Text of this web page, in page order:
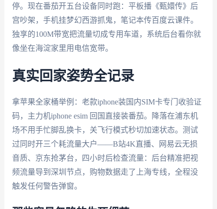
停。现在番茄开五台设备同时跑：平板播《甄嬛传》后
宫吵架，手机挂梦幻西游抓鬼，笔记本传百度云课件。
独享的100M带宽把流量切成专用车道，系统后台看你就
像坐在海淀家里用电信宽带。
真实回家姿势全记录
拿苹果全家桶举例：老款iphone装国内SIM卡专门收验证
码，主力机iphone esim 回国直接装番茄。降落在浦东机
场不用手忙脚乱换卡，关飞行模式秒切加速状态。测试
过同时开三个耗流量大户——B站4K直播、网易云无损
音质、京东抢茅台，四小时后检查流量：后台精准把视
频流量导到深圳节点，购物数据走了上海专线，全程没
触发任何警告弹窗。